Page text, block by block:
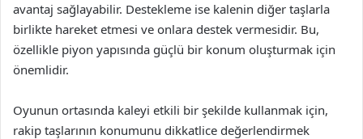
avantaj sağlayabilir. Destekleme ise kalenin diğer taşlarla
birlikte hareket etmesi ve onlara destek vermesidir. Bu,
özellikle piyon yapısında güçlü bir konum oluşturmak için
önemlidir.
Oyunun ortasında kaleyi etkili bir şekilde kullanmak için,
rakip taşlarının konumunu dikkatlice değerlendirmek